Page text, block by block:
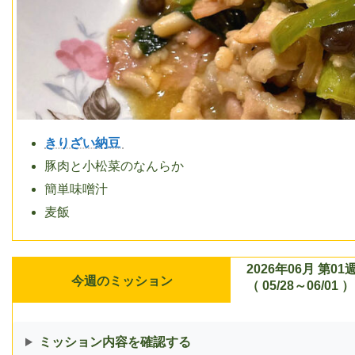
きりざい納豆
豚肉と小松菜のなんらか
簡単味噌汁
麦飯
今週のミッション
2026年06月 第01
（ 05/28～06/01 ）
ミッション内容を確認する